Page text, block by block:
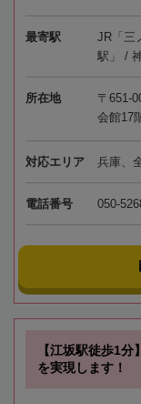
最寄駅
JR「三
駅」 /
所在地
〒651-
会館17
対応エリア 兵庫、
電話番号 050-
【江坂駅徒歩1
を実現します！